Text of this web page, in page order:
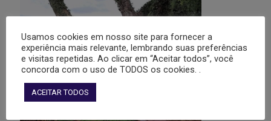
Usamos cookies em nosso site para fornecer a
experiência mais relevante, lembrando suas preferências
e visitas repetidas. Ao clicar em “Aceitar todos”, você
concorda com o uso de TODOS os cookies. .
ACEITAR TODOS